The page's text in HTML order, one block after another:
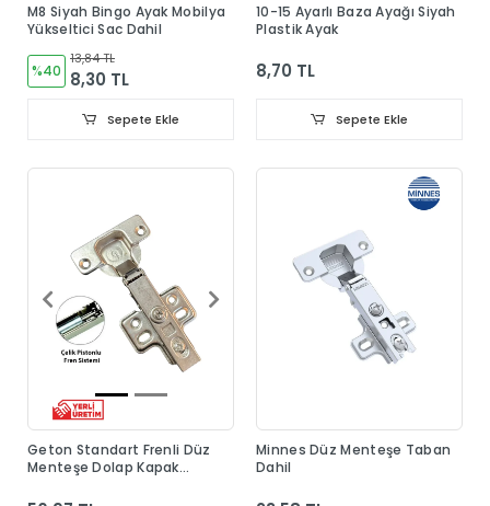
M8 Siyah Bingo Ayak Mobilya
Yükseltici Sac Dahil
%40
13,84 TL
8,30 TL
Sepete Ekle
10-15 Ayarlı Baza Ayağı Siyah
Plastik Ayak
8,70 TL
Sepete Ekle
Geton Standart Frenli Düz
Menteşe Dolap Kapak
Minnes Düz Menteşe Taban
Dahil